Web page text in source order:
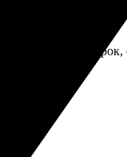
Доставка в